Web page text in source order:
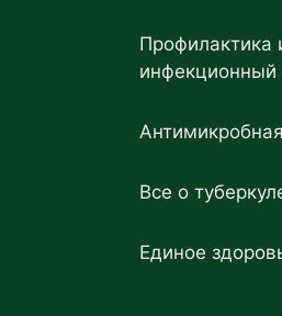
Профилактика
инфекционный
Все о
Единое